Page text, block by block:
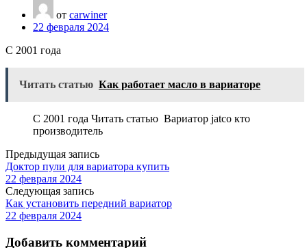
от carwiner
22 февраля 2024
С 2001 года
Читать статью Как работает масло в вариаторе
С 2001 года Читать статью Вариатор jatco кто
производитель
Предыдущая запись
Доктор пули для вариатора купить
22 февраля 2024
Следующая запись
Как установить передний вариатор
22 февраля 2024
Добавить комментарий